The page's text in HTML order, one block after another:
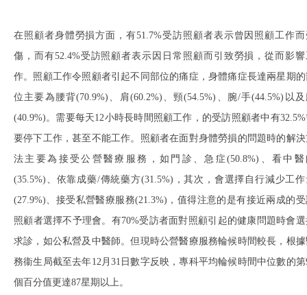
在照顧者身體勞損方面，有51.7%受訪照顧者表示曾因照顧工作而
傷，而有52.4%受訪照顧者表示因日常照顧而引致勞損，從而影響
作。照顧工作令照顧者引起不同部位的痛症，身體痛症長達兩星期
位主要為腰背(70.9%)、肩(60.2%)、頸(54.5%)、腕/手(44.5%)以及
(40.9%)。需要每天12小時長時間照顧工作，的受訪照顧者中有
要停下工作，甚至不能工作。照顧者在面對身體勞損的問題時的解
法主要為接受公營醫療服務，如門診、急症(50.8%)、看中醫
(35.5%)、依靠成藥/傳統藥方(31.5%)，其次，會選擇自行減少工作
(27.9%)、接受私營醫療服務(21.3%)，值得注意的是有接近兩成的
照顧者選擇不予理會。有70%受訪者面對照顧引起的健康問題時會
求診，如公私營及中醫師。但現時公營醫療服務輪候時間較長，根
務衞生局截至去年12月31日數字反映，專科平均輪候時間中位數的第
個百分值更達87星期以上。